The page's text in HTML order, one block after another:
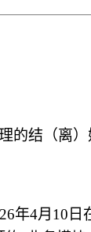
的结（离
年4月10